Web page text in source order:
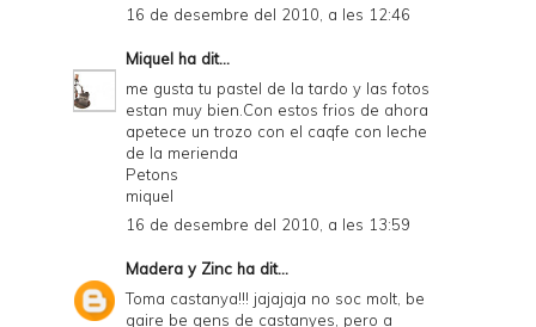
16 de desembre del 2010, a les 12:46
Miquel ha dit...
me gusta tu pastel de la tardo y las fotos
estan muy bien.Con estos frios de ahora
apetece un trozo con el caqfe con leche
de la merienda
Petons
miquel
16 de desembre del 2010, a les 13:59
Madera y Zinc ha dit...
Toma castanya!!! jajajaja no soc molt, be
gaire be gens de castanyes, pero a